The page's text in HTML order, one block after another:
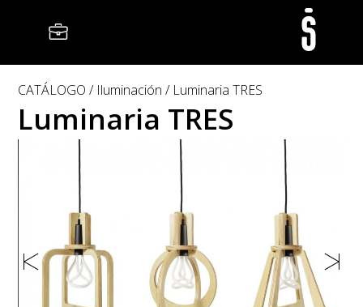
CATÁLOGO Iluminación Luminaria TRES
Luminaria TRES